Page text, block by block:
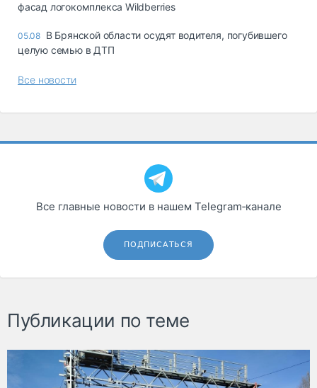
фасад логокомплекса Wildberries
05.08 В Брянской области осудят водителя, погубившего
целую семью в ДТП
Все новости
Все главные новости в нашем Telegram‑канале
ПОДПИСАТЬСЯ
Публикации по теме